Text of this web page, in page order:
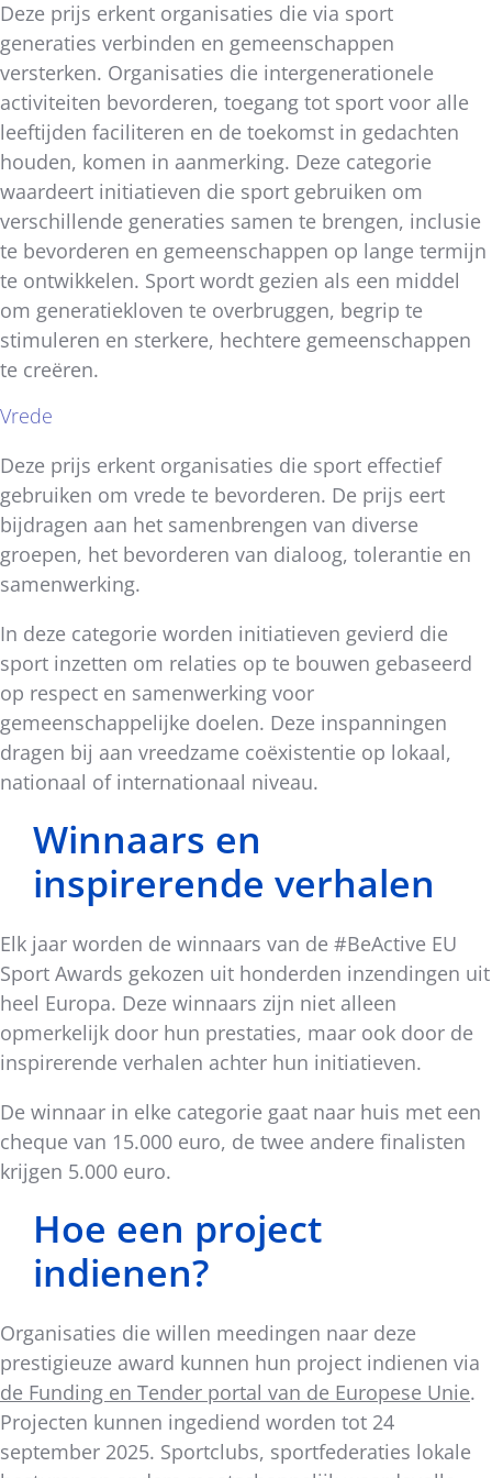
Deze prijs erkent organisaties die via sport
generaties verbinden en gemeenschappen
versterken. Organisaties die intergenerationele
activiteiten bevorderen, toegang tot sport voor alle
leeftijden faciliteren en de toekomst in gedachten
houden, komen in aanmerking. Deze categorie
waardeert initiatieven die sport gebruiken om
verschillende generaties samen te brengen, inclusie
te bevorderen en gemeenschappen op lange termijn
te ontwikkelen. Sport wordt gezien als een middel
om generatiekloven te overbruggen, begrip te
stimuleren en sterkere, hechtere gemeenschappen
te creëren.
Vrede
Deze prijs erkent organisaties die sport effectief
gebruiken om vrede te bevorderen. De prijs eert
bijdragen aan het samenbrengen van diverse
groepen, het bevorderen van dialoog, tolerantie en
samenwerking.
In deze categorie worden initiatieven gevierd die
sport inzetten om relaties op te bouwen gebaseerd
op respect en samenwerking voor
gemeenschappelijke doelen. Deze inspanningen
dragen bij aan vreedzame coëxistentie op lokaal,
nationaal of internationaal niveau.
Winnaars en
inspirerende verhalen
Elk jaar worden de winnaars van de #BeActive EU
Sport Awards gekozen uit honderden inzendingen uit
heel Europa. Deze winnaars zijn niet alleen
opmerkelijk door hun prestaties, maar ook door de
inspirerende verhalen achter hun initiatieven.
De winnaar in elke categorie gaat naar huis met een
cheque van 15.000 euro, de twee andere finalisten
krijgen 5.000 euro.
Hoe een project
indienen?
Organisaties die willen meedingen naar deze
prestigieuze award kunnen hun project indienen via
de Funding en Tender portal van de Europese Unie.
Projecten kunnen ingediend worden tot 24
september 2025. Sportclubs, sportfederaties lokale